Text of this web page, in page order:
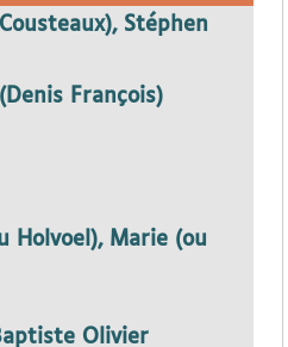
Stéphen
François)
Holvoel), Marie (ou
Olivier